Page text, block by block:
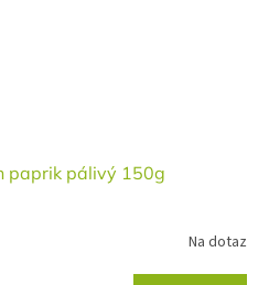
paprik pálivý 150g
Na dotaz